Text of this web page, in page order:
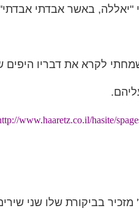
"יאללה, באשר אבדתי
לקרא את דבריו היפים
www.haaretz.co.il/hasite/
מזכיר בביקורת שלו שני